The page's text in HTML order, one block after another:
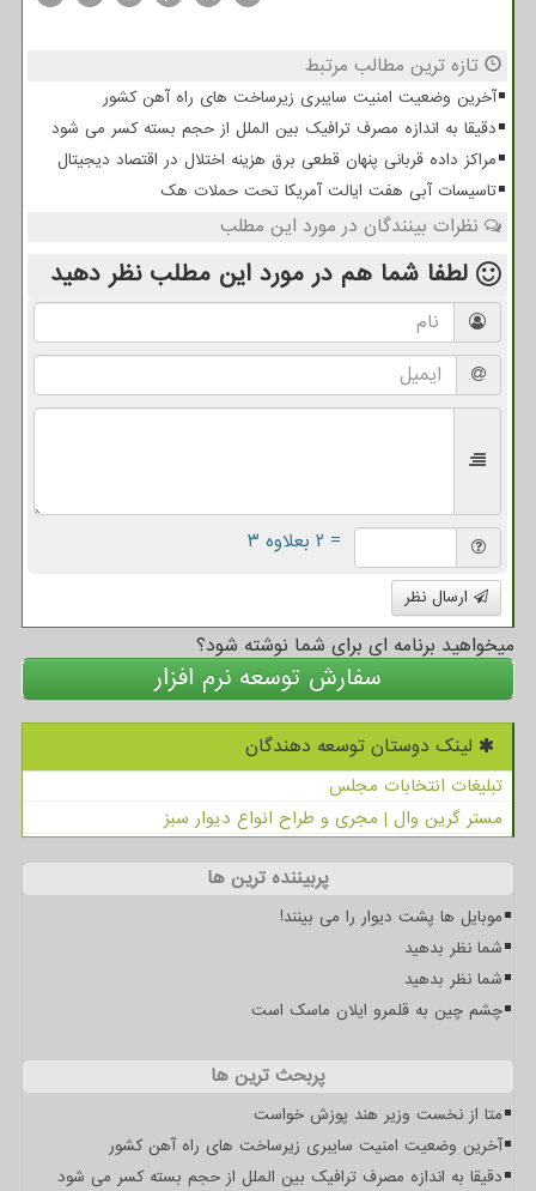
تازه ترین مطالب مرتبط
آخرین وضعیت امنیت سایبری زیرساخت های راه آهن کشور
دقیقا به اندازه مصرف ترافیک بین الملل از حجم بسته کسر می شود
مراکز داده قربانی پنهان قطعی برق هزینه اختلال در اقتصاد دیجیتال
تاسیسات آبی هفت ایالت آمریکا تحت حملات هک
نظرات بینندگان در مورد این مطلب
لطفا شما هم در مورد این مطلب نظر دهید
= ۲ بعلاوه ۳
ارسال نظر
میخواهید برنامه ای برای شما نوشته شود؟
سفارش توسعه نرم افزار
لینک دوستان توسعه دهندگان
تبلیغات انتخابات مجلس
مستر گرین وال | مجری و طراح انواع دیوار سبز
پربیننده ترین ها
موبایل ها پشت دیوار را می بینند!
شما نظر بدهید
شما نظر بدهید
چشم چین به قلمرو ایلان ماسک است
پربحث ترین ها
متا از نخست وزیر هند پوزش خواست
آخرین وضعیت امنیت سایبری زیرساخت های راه آهن کشور
دقیقا به اندازه مصرف ترافیک بین الملل از حجم بسته کسر می شود